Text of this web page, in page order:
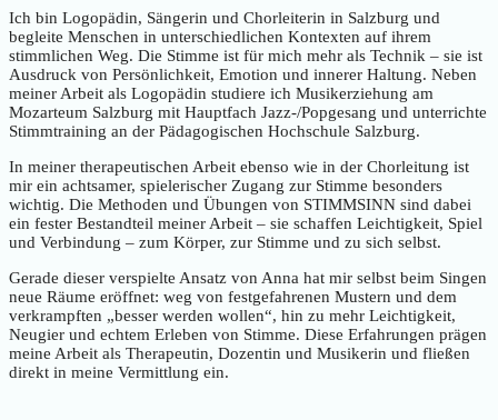
Ich bin Logopädin, Sängerin und Chorleiterin in Salzburg und
begleite Menschen in unterschiedlichen Kontexten auf ihrem
stimmlichen Weg. Die Stimme ist für mich mehr als Technik – sie ist
Ausdruck von Persönlichkeit, Emotion und innerer Haltung. Neben
meiner Arbeit als Logopädin studiere ich Musikerziehung am
Mozarteum Salzburg mit Hauptfach Jazz-/Popgesang und unterrichte
Stimmtraining an der Pädagogischen Hochschule Salzburg.
In meiner therapeutischen Arbeit ebenso wie in der Chorleitung ist
mir ein achtsamer, spielerischer Zugang zur Stimme besonders
wichtig. Die Methoden und Übungen von STIMMSINN sind dabei
ein fester Bestandteil meiner Arbeit – sie schaffen Leichtigkeit, Spiel
und Verbindung – zum Körper, zur Stimme und zu sich selbst.
Gerade dieser verspielte Ansatz von Anna hat mir selbst beim Singen
neue Räume eröffnet: weg von festgefahrenen Mustern und dem
verkrampften „besser werden wollen“, hin zu mehr Leichtigkeit,
Neugier und echtem Erleben von Stimme. Diese Erfahrungen prägen
meine Arbeit als Therapeutin, Dozentin und Musikerin und fließen
direkt in meine Vermittlung ein.